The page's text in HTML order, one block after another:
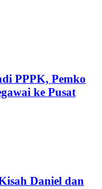
PPPK, Pemko
ke Pusat
Daniel dan